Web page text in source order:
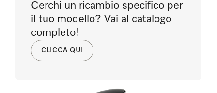
Cerchi un ricambio specifico per
il tuo modello? Vai al catalogo
completo!
CLICCA QUI